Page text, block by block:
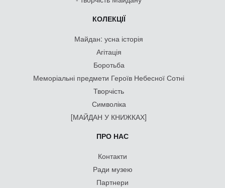
КОЛЕКЦІЇ
Майдан: усна історія
Агітація
Боротьба
Меморіальні предмети Героїв Небесної Сотні
Творчість
Символіка
[МАЙДАН У КНИЖКАХ]
ПРО НАС
Контакти
Ради музею
Партнери